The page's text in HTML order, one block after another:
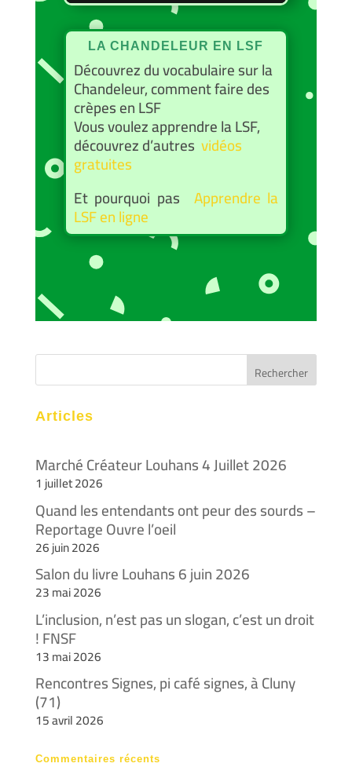
LA CHANDELEUR EN LSF
Découvrez du vocabulaire sur la
Chandeleur, comment faire des
crèpes en LSF
Vous voulez apprendre la LSF,
découvrez d’autres vidéos
gratuites
Et pourquoi pas Apprendre la
LSF en ligne
Articles
Marché Créateur Louhans 4 Juillet 2026
1 juillet 2026
Quand les entendants ont peur des sourds –
Reportage Ouvre l’oeil
26 juin 2026
Salon du livre Louhans 6 juin 2026
23 mai 2026
L’inclusion, n’est pas un slogan, c’est un droit
! FNSF
13 mai 2026
Rencontres Signes, pi café signes, à Cluny
(71)
15 avril 2026
Commentaires récents